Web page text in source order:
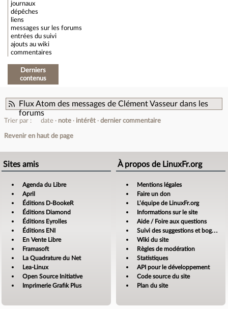
journaux
dépêches
liens
messages sur les forums
entrées du suivi
ajouts au wiki
commentaires
Derniers
contenus
Flux Atom des messages de Clément Vasseur dans les
forums
Trier par : date note intérêt dernier commentaire
Revenir en haut de page
Sites amis
Agenda du Libre
April
Éditions D-BookeR
Éditions Diamond
Éditions Eyrolles
Éditions ENI
En Vente Libre
Framasoft
La Quadrature du Net
Lea-Linux
Open Source Initiative
Imprimerie Grafik Plus
À propos de LinuxFr.org
Mentions légales
Faire un don
L’équipe de LinuxFr.org
Informations sur le site
Aide / Foire aux questions
Suivi des suggestions et bogues
Wiki du site
Règles de modération
Statistiques
API pour le développement
Code source du site
Plan du site